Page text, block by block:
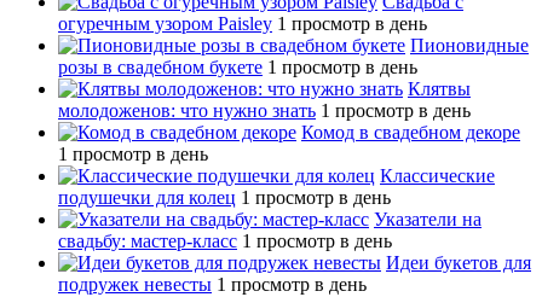
огуречным узором Paisley 1 просмотр в день
Пионовидные
розы в свадебном букете 1 просмотр в день
Клятвы
молодоженов: что нужно знать 1 просмотр в день
Комод в свадебном декоре
1 просмотр в день
Классические
подушечки для колец 1 просмотр в день
Указатели на
свадьбу: мастер-класс 1 просмотр в день
Идеи букетов для
подружек невесты 1 просмотр в день